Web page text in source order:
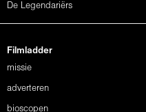
De Legendariërs
Filmladder
missie
adverteren
bioscopen